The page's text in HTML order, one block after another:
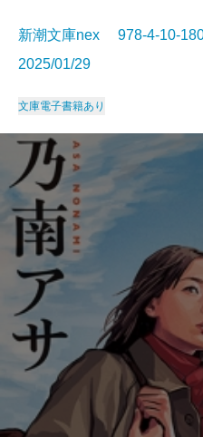
新潮文庫nex 978-4-10-
2025/01/29
文庫電子書籍あり